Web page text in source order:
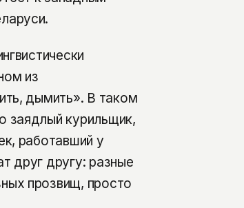
из
дымить». В таком
заядлый курильщик,
работавший у
друг другу: разные
прозвищ, просто